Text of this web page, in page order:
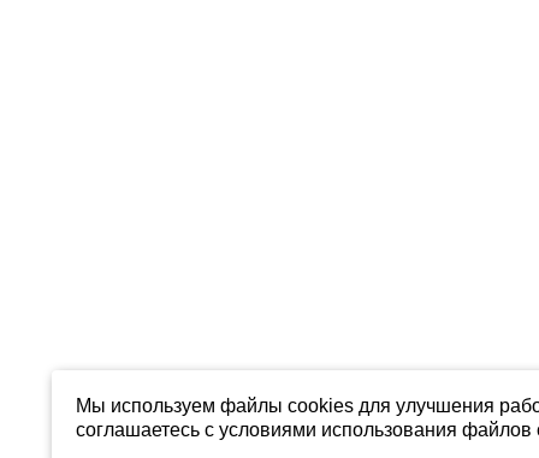
Мы используем файлы cookies для улучшения
соглашаетесь с условиями использования файлов